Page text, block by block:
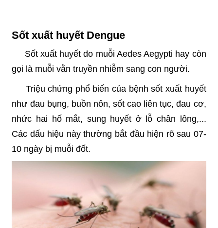
Sốt xuất huyết Dengue
Sốt xuất huyết do muỗi Aedes Aegypti hay còn
gọi là muỗi vằn truyền nhiễm sang con người.
Triệu chứng phổ biến của bệnh sốt xuất huyết
như đau bụng, buồn nôn, sốt cao liên tục, đau cơ,
nhức hai hố mắt, sung huyết ở lỗ chân lông,...
Các dấu hiệu này thường bắt đầu hiện rõ sau 07-
10 ngày bị muỗi đốt.